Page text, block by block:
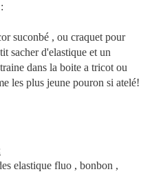
suconbé , ou craquet pour
sacher d'elastique et un
dans la boite a tricot ou
les plus jeune pouron si atelé!
elastique fluo , bonbon ,